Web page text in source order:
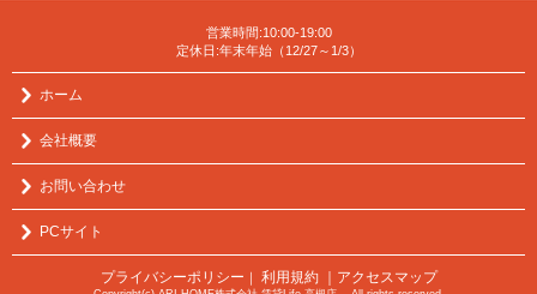
営業時間:10:00-19:00
定休日:年末年始（12/27～1/3）
ホーム
会社概要
お問い合わせ
PCサイト
プライバシーポリシー ｜ 利用規約 ｜アクセスマップ